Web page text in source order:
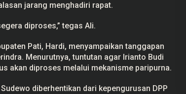
jarang menghadiri rapat.
diproses,” tegas Ali.
Pati, Hardi, menyampaikan tanggapan
Menurutnya, tuntutan agar Irianto Budi
akan diproses melalui mekanisme paripurna.
diberhentikan dari kepengurusan DPP